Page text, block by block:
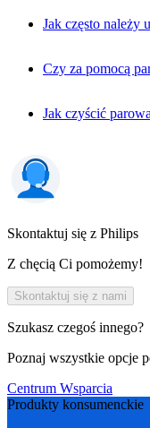
Jak często należy
Czy za pomocą
Jak czyścić
Skontaktuj się z Philips
Z chęcią Ci pomożemy!
Skontaktuj się z nami
Szukasz czegoś innego?
Poznaj wszystkie opcje
Centrum Wsparcia
Produkty konsumenckie